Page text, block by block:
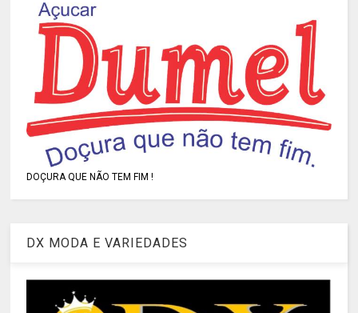
DOÇURA QUE NÃO TEM FIM !
DX MODA E VARIEDADES